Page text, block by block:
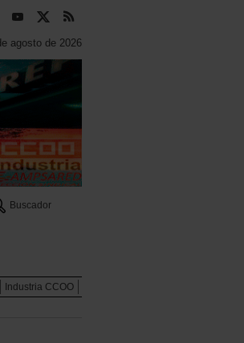
agosto de 2026
Buscador
Industria CCOO